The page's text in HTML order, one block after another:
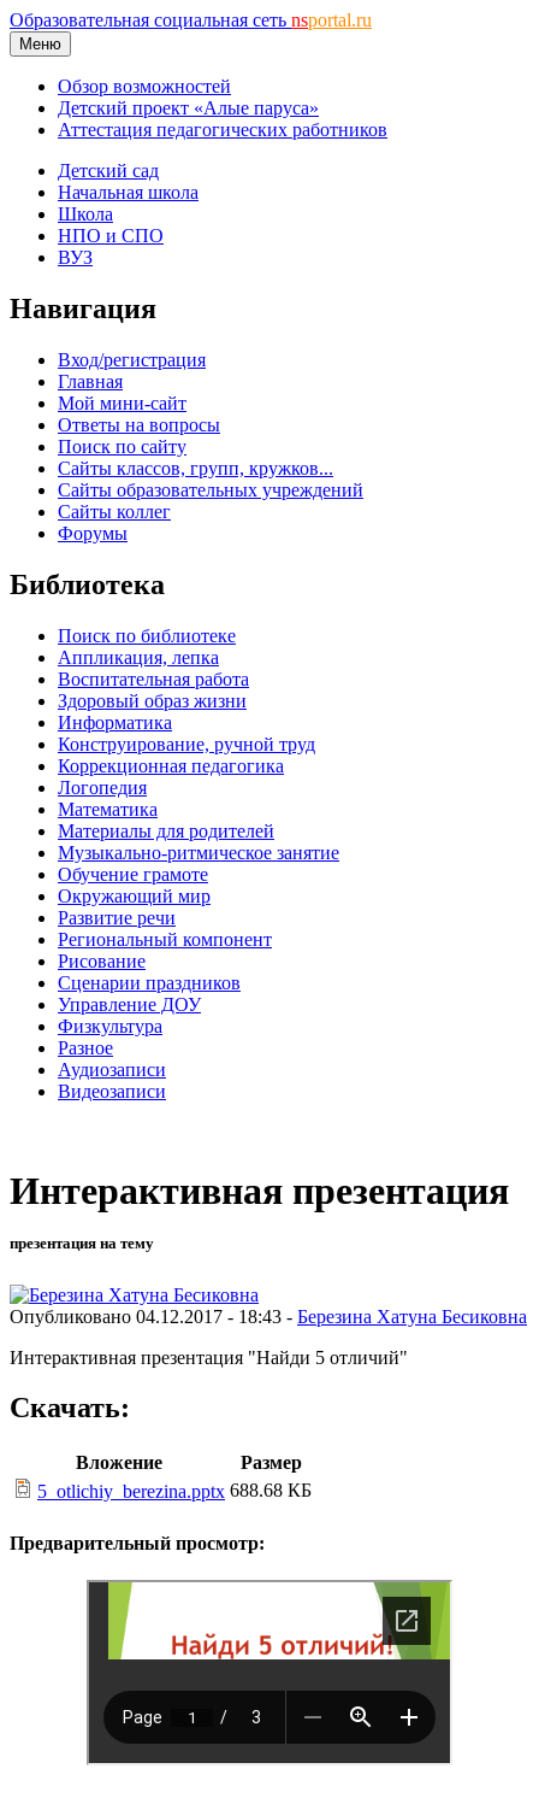
Образовательная социальная сеть nsportal.ru
Меню
Обзор возможностей
Детский проект «Алые паруса»
Аттестация педагогических работников
Детский сад
Начальная школа
Школа
НПО и СПО
ВУЗ
Навигация
Вход/регистрация
Главная
Мой мини-сайт
Ответы на вопросы
Поиск по сайту
Сайты классов, групп, кружков...
Сайты образовательных учреждений
Сайты коллег
Форумы
Библиотека
Поиск по библиотеке
Аппликация, лепка
Воспитательная работа
Здоровый образ жизни
Информатика
Конструирование, ручной труд
Коррекционная педагогика
Логопедия
Математика
Материалы для родителей
Музыкально-ритмическое занятие
Обучение грамоте
Окружающий мир
Развитие речи
Региональный компонент
Рисование
Сценарии праздников
Управление ДОУ
Физкультура
Разное
Аудиозаписи
Видеозаписи
Интерактивная презентация
презентация на тему
Опубликовано 04.12.2017 - 18:43 - Березина Хатуна Бесиковна
Интерактивная презентация "Найди 5 отличий"
Скачать:
Вложение
Размер
5_otlichiy_berezina.pptx 688.68 КБ
Предварительный просмотр: